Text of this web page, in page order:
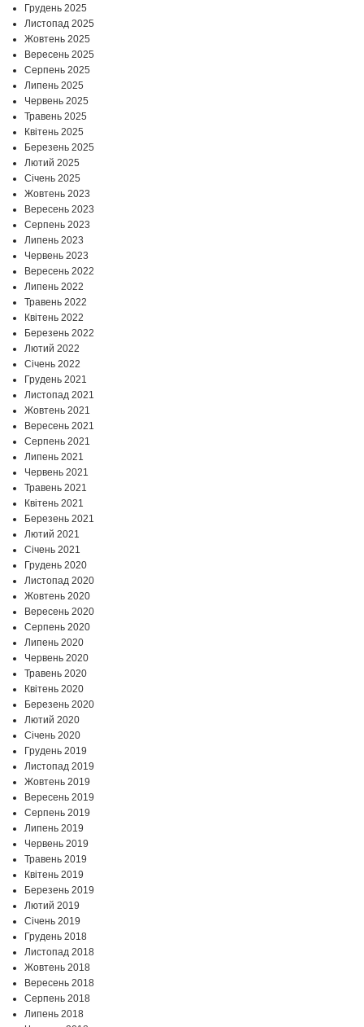
Грудень 2025
Листопад 2025
Жовтень 2025
Вересень 2025
Серпень 2025
Липень 2025
Червень 2025
Травень 2025
Квітень 2025
Березень 2025
Лютий 2025
Січень 2025
Жовтень 2023
Вересень 2023
Серпень 2023
Липень 2023
Червень 2023
Вересень 2022
Липень 2022
Травень 2022
Квітень 2022
Березень 2022
Лютий 2022
Січень 2022
Грудень 2021
Листопад 2021
Жовтень 2021
Вересень 2021
Серпень 2021
Липень 2021
Червень 2021
Травень 2021
Квітень 2021
Березень 2021
Лютий 2021
Січень 2021
Грудень 2020
Листопад 2020
Жовтень 2020
Вересень 2020
Серпень 2020
Липень 2020
Червень 2020
Травень 2020
Квітень 2020
Березень 2020
Лютий 2020
Січень 2020
Грудень 2019
Листопад 2019
Жовтень 2019
Вересень 2019
Серпень 2019
Липень 2019
Червень 2019
Травень 2019
Квітень 2019
Березень 2019
Лютий 2019
Січень 2019
Грудень 2018
Листопад 2018
Жовтень 2018
Вересень 2018
Серпень 2018
Липень 2018